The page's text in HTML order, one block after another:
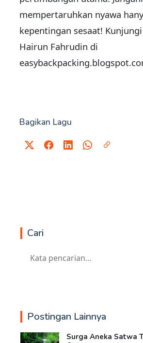
mempertaruhkan nyawa
kepentingan sesaat!
Hairun Fahrudin di
Bagikan Lagu
Cari
Postingan Lainnya
Surga Aneka Satwa